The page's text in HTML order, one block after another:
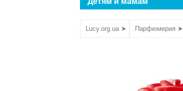
Lucy.org.ua ➤ Парфюмерия ➤